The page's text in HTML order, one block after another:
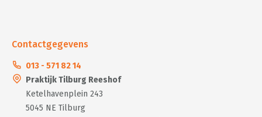
Contactgegevens
013 - 571 82 14
Praktijk Tilburg Reeshof
Ketelhavenplein 243
5045 NE Tilburg